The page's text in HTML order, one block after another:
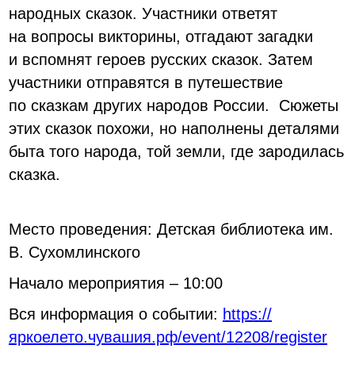
народных сказок. Участники ответят
на вопросы викторины, отгадают загадки
и вспомнят героев русских сказок. Затем
участники отправятся в путешествие
по сказкам других народов России. Сюжеты
этих сказок похожи, но наполнены деталями
быта того народа, той земли, где зародилась
сказка.
Место проведения: Детская библиотека им.
В. Сухомлинского
Начало мероприятия – 10:00
Вся информация о событии: https://
яркоелето.чувашия.рф/event/12208/register